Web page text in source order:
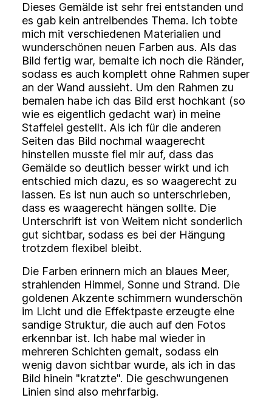
Dieses Gemälde ist sehr frei entstanden und
es gab kein antreibendes Thema. Ich tobte
mich mit verschiedenen Materialien und
wunderschönen neuen Farben aus. Als das
Bild fertig war, bemalte ich noch die Ränder,
sodass es auch komplett ohne Rahmen super
an der Wand aussieht. Um den Rahmen zu
bemalen habe ich das Bild erst hochkant (so
wie es eigentlich gedacht war) in meine
Staffelei gestellt. Als ich für die anderen
Seiten das Bild nochmal waagerecht
hinstellen musste fiel mir auf, dass das
Gemälde so deutlich besser wirkt und ich
entschied mich dazu, es so waagerecht zu
lassen. Es ist nun auch so unterschrieben,
dass es waagerecht hängen sollte. Die
Unterschrift ist von Weitem nicht sonderlich
gut sichtbar, sodass es bei der Hängung
trotzdem flexibel bleibt.
Die Farben erinnern mich an blaues Meer,
strahlenden Himmel, Sonne und Strand. Die
goldenen Akzente schimmern wunderschön
im Licht und die Effektpaste erzeugte eine
sandige Struktur, die auch auf den Fotos
erkennbar ist. Ich habe mal wieder in
mehreren Schichten gemalt, sodass ein
wenig davon sichtbar wurde, als ich in das
Bild hinein "kratzte". Die geschwungenen
Linien sind also mehrfarbig.